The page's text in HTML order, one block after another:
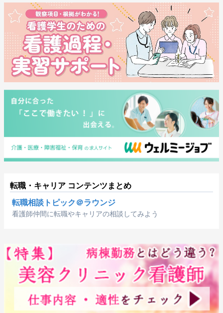
転職・キャリア コンテンツまとめ
転職相談トピック＠ラウンジ
看護師仲間に転職やキャリアの相談してみよう